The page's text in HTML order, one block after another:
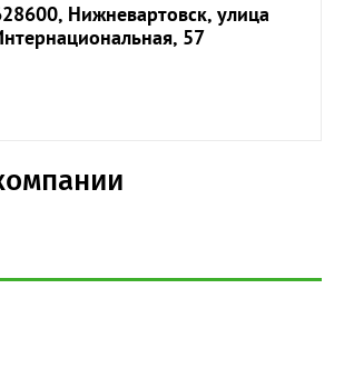
Нижневартовск, улица
57